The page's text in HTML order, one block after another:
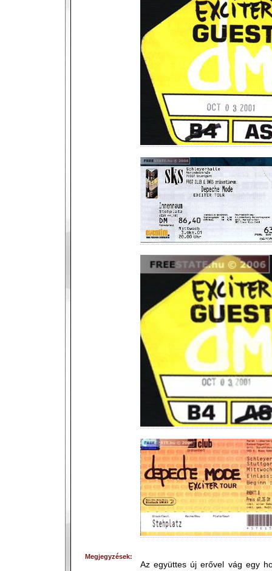
Megjegyzések:
Az együttes új erővel vág egy